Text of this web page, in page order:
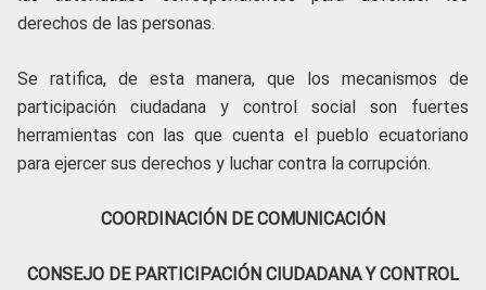
derechos de las personas.
Se ratifica, de esta manera, que los mecanismos de
participación ciudadana y control social son fuertes
herramientas con las que cuenta el pueblo ecuatoriano
para ejercer sus derechos y luchar contra la corrupción.
COORDINACIÓN DE COMUNICACIÓN
CONSEJO DE PARTICIPACIÓN CIUDADANA Y CONTROL